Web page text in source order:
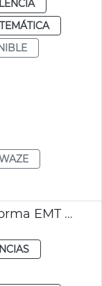
Nou pas de vianants i plataforma EMT en Nou d’Octubre